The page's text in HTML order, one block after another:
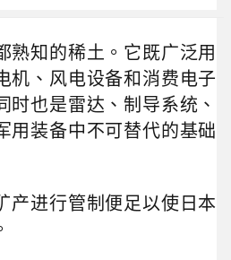
熟知的稀土。它既广泛用
机、风电设备和消费电子
时也是雷达、制导系统、
用装备中不可替代的基础
产进行管制便足以使日本